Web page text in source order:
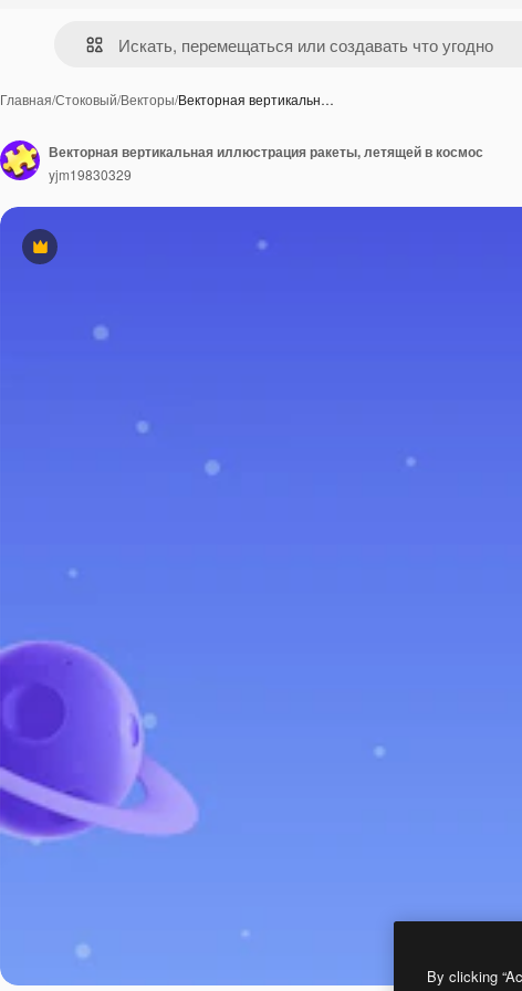
Главная/Стоковый/Векторы/Векторная вертикальн…
Премиум
Векторная вертикальная иллюстрация ракеты, летящей в космос
yjm19830329
By clicking